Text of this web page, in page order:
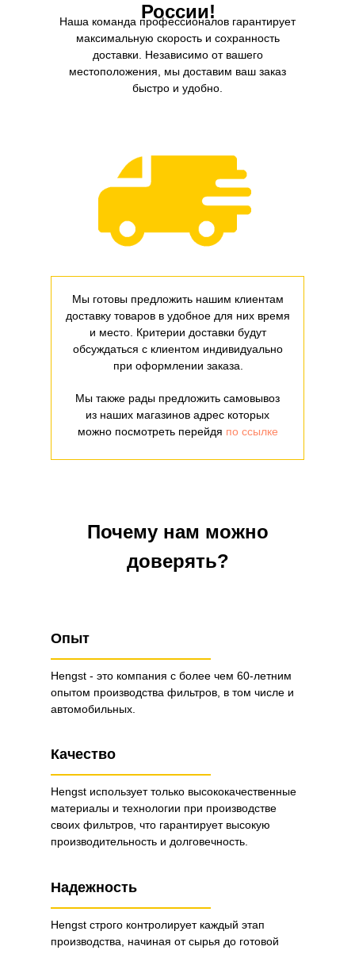
России!
Мы готовы предложить нашим клиентам
доставку товаров в удобное для них время
и место. Критерии доставки будут
обсуждаться с клиентом индивидуально
при оформлении заказа.
Мы также рады предложить самовывоз
из наших магазинов адрес которых
можно посмотреть перейдя по ссылке
Наша команда профессионалов гарантирует
максимальную скорость и сохранность
доставки. Независимо от вашего
местоположения, мы доставим ваш заказ
быстро и удобно.
Почему нам можно
доверять?
Опыт
Hengst - это компания с более чем 60-летним
опытом производства фильтров, в том числе и
автомобильных.
Качество
Надежность
Hengst использует только высококачественные
материалы и технологии при производстве
своих фильтров, что гарантирует высокую
производительность и долговечность.
Hengst строго контролирует каждый этап
производства, начиная от сырья до готовой